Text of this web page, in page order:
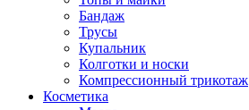
Бандаж
Трусы
Купальник
Колготки и носки
Компрессионный трикотаж
Косметика